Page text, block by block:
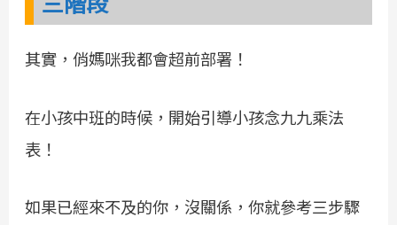
其實，俏媽咪我都會超前部署！
在小孩中班的時候，開始引導小孩念九九乘法
表！
如果已經來不及的你，沒關係，你就參考三步驟